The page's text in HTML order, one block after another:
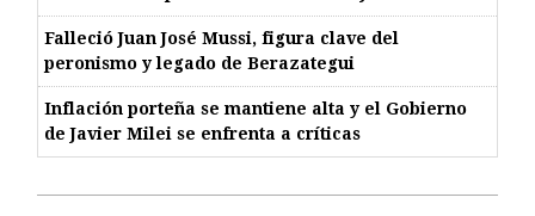
Falleció Juan José Mussi, figura clave del
peronismo y legado de Berazategui
Inflación porteña se mantiene alta y el Gobierno
de Javier Milei se enfrenta a críticas